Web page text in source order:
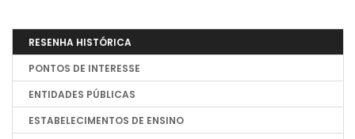
RESENHA HISTÓRICA
PONTOS DE INTERESSE
ENTIDADES PÚBLICAS
ESTABELECIMENTOS DE ENSINO